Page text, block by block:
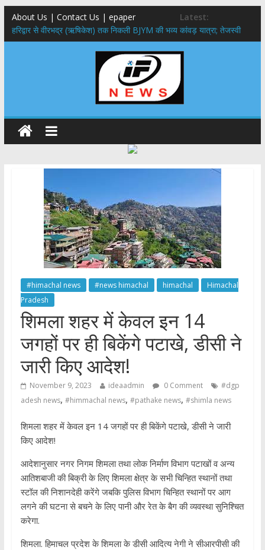
About Us | Contact Us | epaper
Latest:
​हरिद्वार से वीरभद्र (ऋषिकेश) तक निकली BJYM की भव्य कांवड़ यात्रा; तेजस्वी
सूर्या ने की देश व प्रदेशवासियों के कल्याण की कामना
नंदा की चौकी पुल हादसा: PWD के EE, AE और JE निलंबित, सीएम धामी के निर्देश
मुख्यमंत्री ने 9 लाख 87 हजार17 पेंशन लाभार्थियों को कुल 146 करोड़ 32 लाख
राष्ट्रीय हथकरघा दिवस पर मुख्यमंत्री धामी ने उत्कृष्ट बुनकरों और हस्तशिल्प
कारीगरों को किया सम्मानित
​धामी कैबिनेट का बड़ा फैसला: पशुपालकों को 60% तक सब्सिडी, गंगा एक्सप्रेसवे का
हरिद्वार तक होगा विस्तार
#himachal news #news himachal himachal
Himachal
Pradesh
शिमला शहर में केवल इन 14
जगहों पर ही बिकेंगे पटाखे, डीसी ने
जारी किए आदेश!
November 9, 2023 ideaadmin 0 Comment
#dgp
adesh news, #himmachal news, #pathake news, #shimla news
शिमला शहर में केवल इन 14 जगहों पर ही बिकेंगे पटाखे, डीसी ने जारी
किए आदेश!
आदेशानुसार नगर निगम शिमला तथा लोक निर्माण विभाग पटाखों व अन्य
आतिशबाजी की बिक्री के लिए शिमला क्षेत्र के सभी चिन्हित स्थानों तथा
स्टॉल की निशानदेही करेंगे जबकि पुलिस विभाग चिन्हित स्थानों पर आग
लगने की घटना से बचने के लिए पानी और रेत के बैग की व्यवस्था सुनिश्चित
करेगा.
शिमला. हिमाचल प्रदेश के शिमला के डीसी आदित्य नेगी ने सीआरपीसी की